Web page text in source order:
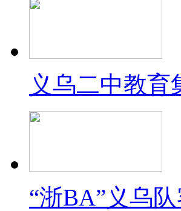
义乌二中教
“浙BA”义乌